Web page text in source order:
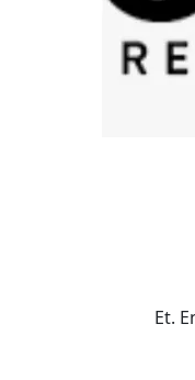
Et.